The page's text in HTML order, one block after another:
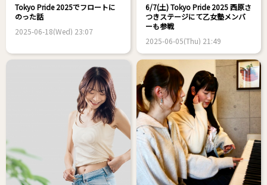
Tokyo Pride 2025でフロートに
のった話
2025-06-18(Wed) 23:07
6/7(土) Tokyo Pride 2025 西原さ
つきステージにて乙女塾メンバ
ーも参戦
2025-06-05(Thu) 21:49